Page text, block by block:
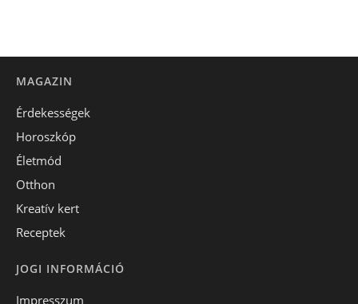
MAGAZIN
Érdekességek
Horoszkóp
Életmód
Otthon
Kreatív kert
Receptek
JOGI INFORMÁCIÓ
Impresszum